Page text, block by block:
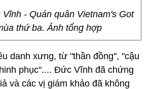
- Quán quân Vietnam's Got
thứ ba. Ảnh tổng hợp
danh xưng, từ "thần đồng", "cậu
phục".... Đức Vĩnh đã chứng
và các vị giám khảo đã không